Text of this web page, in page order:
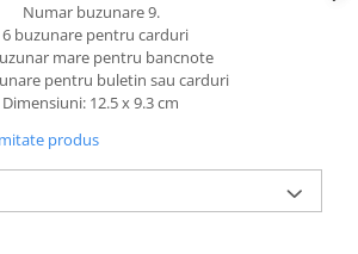
Numar buzunare 9.
6 buzunare pentru carduri
mare pentru bancnote
pentru buletin sau carduri
Dimensiuni: 12.5 x 9.3 cm
produs